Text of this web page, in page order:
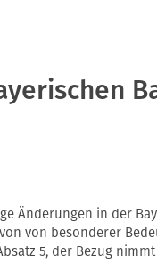
Änderungen in der
von besonderer
5, der Bezug